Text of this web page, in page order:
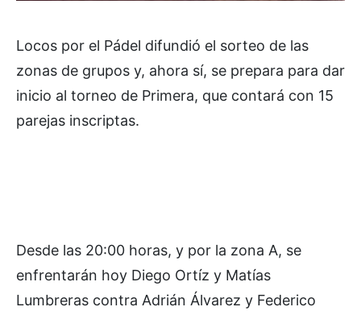
Locos por el Pádel difundió el sorteo de las
zonas de grupos y, ahora sí, se prepara para dar
inicio al torneo de Primera, que contará con 15
parejas inscriptas.
Desde las 20:00 horas, y por la zona A, se
enfrentarán hoy Diego Ortíz y Matías
Lumbreras contra Adrián Álvarez y Federico